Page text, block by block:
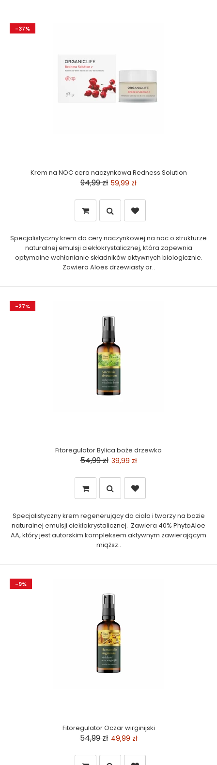
-37%
Krem na NOC cera naczynkowa Redness Solution
94,99 zł 59,99 zł
Specjalistyczny krem do cery naczynkowej na noc o strukturze
naturalnej emulsji ciekłokrystalicznej, która zapewnia
optymalne wchłanianie składników aktywnych biologicznie.
Zawiera Aloes drzewiasty or..
-27%
Fitoregulator Bylica boże drzewko
54,99 zł 39,99 zł
Specjalistyczny krem regenerujący do ciała i twarzy na bazie
naturalnej emulsji ciekłokrystalicznej. Zawiera 40% PhytoAloe
AA, który jest autorskim kompleksem aktywnym zawierającym
miąższ..
-9%
Fitoregulator Oczar wirginijski
54,99 zł 49,99 zł